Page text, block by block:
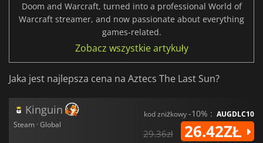
Doom and Warcraft, turned into a professional World of
Warcraft streamer, and now passionate about everything
games-related.
Zobacz wszystkie artykuły
Jaka jest najlepsza cena na Aztecs The Last Sun?
Kinguin
Steam · Global
kod zniżkowy-10% : AUGDLC10
29.36zł 26.42ZŁ